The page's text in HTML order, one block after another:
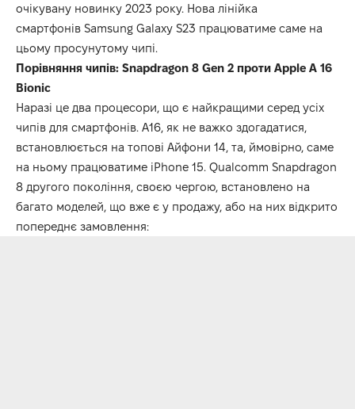
очікувану новинку 2023 року. Нова лінійка
смартфонів Samsung Galaxy S23 працюватиме саме на
цьому просунутому чипі.
Порівняння чипів: Snapdragon 8 Gen 2 проти Apple A 16
Bionic
Наразі це два процесори, що є найкращими серед усіх
чипів для смартфонів. A16, як не важко здогадатися,
встановлюється на топові Айфони 14, та, ймовірно, саме
на ньому працюватиме iPhone 15. Qualcomm Snapdragon
8 другого покоління, своєю чергою, встановлено на
багато моделей, що вже є у продажу, або на них відкрито
попереднє замовлення: